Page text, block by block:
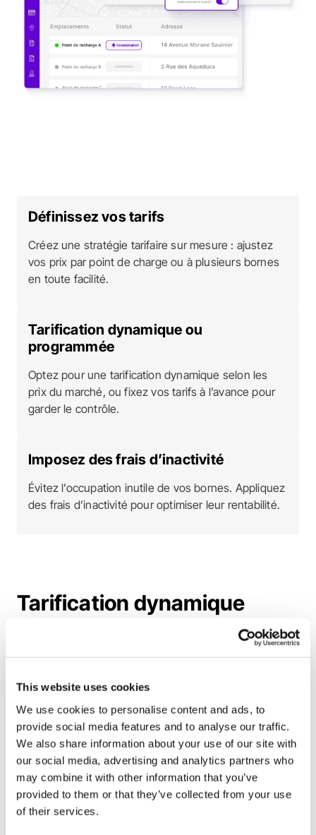
This website uses cookies
We use cookies to personalise content and ads, to
provide social media features and to analyse our traffic.
We also share information about your use of our site with
our social media, advertising and analytics partners who
may combine it with other information that you’ve
provided to them or that they’ve collected from your use
of their services.
Définissez vos tarifs
Créez une stratégie tarifaire sur mesure : ajustez
vos prix par point de charge ou à plusieurs bornes
en toute facilité.
Tarification dynamique ou
programmée
Optez pour une tarification dynamique selon les
prix du marché, ou fixez vos tarifs à l’avance pour
garder le contrôle.
Imposez des frais d’inactivité
Évitez l’occupation inutile de vos bornes. Appliquez
des frais d’inactivité pour optimiser leur rentabilité.
Tarification dynamique
et appliquez une marge personnalisée pour rester
compétitif tout en optimisant vos revenus. Les tarifs
cartes de recharge, permettant aux conducteurs de
voir le prix exact avant chaque session.
Tarifs programmés
Modifiez vos tarifs selon les plages horaires ou les
jours. Par exemple, proposez des tarifs réduits la nuit